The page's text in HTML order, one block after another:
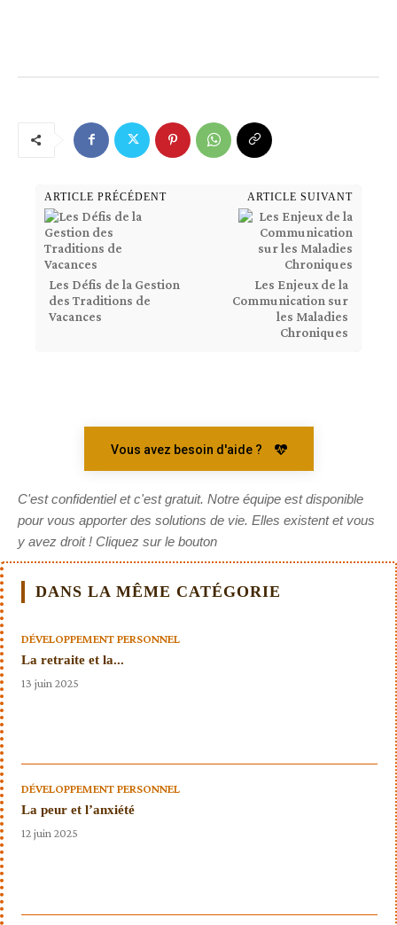
ARTICLE PRÉCÉDENT
Les Défis de la Gestion
des Traditions de
Vacances
ARTICLE SUIVANT
Les Enjeux de la
Communication sur
les Maladies
Chroniques
Vous avez besoin d'aide ?
C'est confidentiel et c'est gratuit. Notre équipe est disponible
pour vous apporter des solutions de vie. Elles existent et vous
y avez droit ! Cliquez sur le bouton
DANS LA MÊME CATÉGORIE
DÉVELOPPEMENT PERSONNEL
La retraite et la...
13 juin 2025
DÉVELOPPEMENT PERSONNEL
La peur et l’anxiété
12 juin 2025